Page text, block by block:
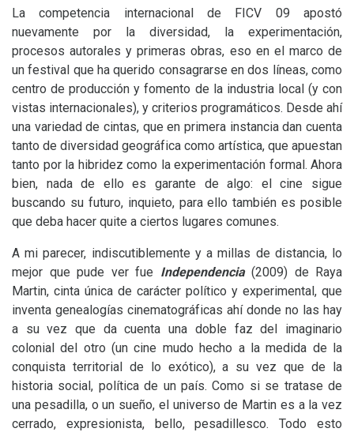
La competencia internacional de FICV 09 apostó
nuevamente por la diversidad, la experimentación,
procesos autorales y primeras obras, eso en el marco de
un festival que ha querido consagrarse en dos líneas, como
centro de producción y fomento de la industria local (y con
vistas internacionales), y criterios programáticos. Desde ahí
una variedad de cintas, que en primera instancia dan cuenta
tanto de diversidad geográfica como artística, que apuestan
tanto por la hibridez como la experimentación formal. Ahora
bien, nada de ello es garante de algo: el cine sigue
buscando su futuro, inquieto, para ello también es posible
que deba hacer quite a ciertos lugares comunes.
A mi parecer, indiscutiblemente y a millas de distancia, lo
mejor que pude ver fue Independencia(2009) de Raya
Martin, cinta única de carácter político y experimental, que
inventa genealogías cinematográficas ahí donde no las hay
a su vez que da cuenta una doble faz del imaginario
colonial del otro (un cine mudo hecho a la medida de la
conquista territorial de lo exótico), a su vez que de la
historia social, política de un país. Como si se tratase de
una pesadilla, o un sueño, el universo de Martin es a la vez
cerrado, expresionista, bello, pesadillesco. Todo esto